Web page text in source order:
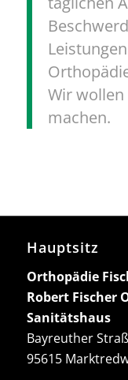
Wir
machen.
Hauptsitz
Orthopädie
Robert Fischer
Sanitätshaus
Bayreuther
95615